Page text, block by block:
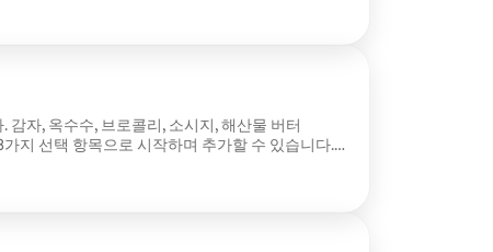
감자, 옥수수, 브로콜리, 소시지, 해산물 버터
지 선택 항목으로 시작하며 추가할 수 있습니다.
에 전송해 드립니다.